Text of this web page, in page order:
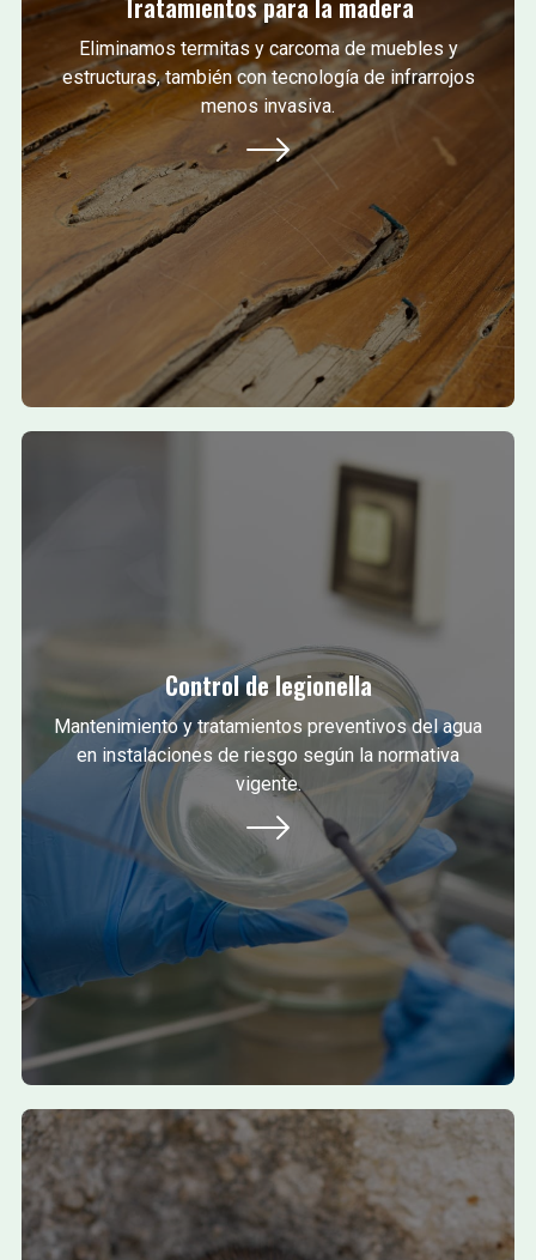
Eliminamos termitas y carcoma de muebles y
estructuras, también con tecnología de infrarrojos
menos invasiva.
Control de legionella
Mantenimiento y tratamientos preventivos del agua
en instalaciones de riesgo según la normativa
vigente.